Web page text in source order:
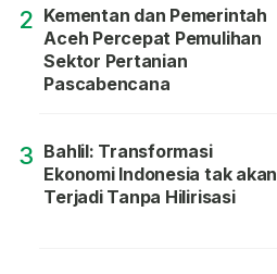
2 Kementan dan Pemerintah
Aceh Percepat Pemulihan
Sektor Pertanian
Pascabencana
3 Bahlil: Transformasi
Ekonomi Indonesia tak akan
Terjadi Tanpa Hilirisasi